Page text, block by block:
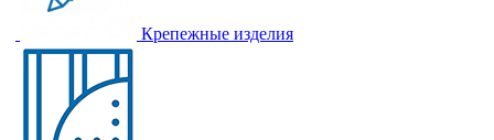
Крепежные изделия